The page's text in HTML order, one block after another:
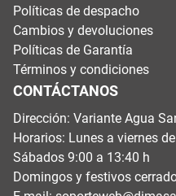
Políticas de despacho
Cambios y devoluciones
Políticas de Garantía
Términos y condiciones
CONTÁCTANOS
Dirección: Variante Agua
Horarios: Lunes a viernes
Sábados 9:00 a 13:40 h
Domingos y festivos